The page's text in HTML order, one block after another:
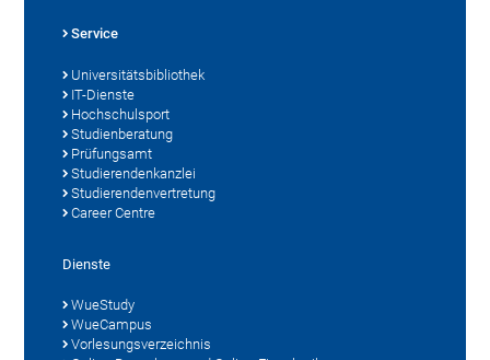
Service
Universitätsbibliothek
IT-Dienste
Hochschulsport
Studienberatung
Prüfungsamt
Studierendenkanzlei
Studierendenvertretung
Career Centre
Dienste
WueStudy
WueCampus
Vorlesungsverzeichnis